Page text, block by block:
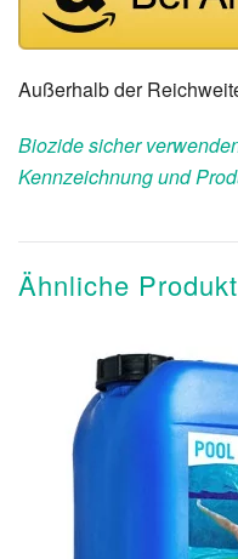
Außerhalb der
Biozide sicher
Kennzeichnung und
Ähnliche